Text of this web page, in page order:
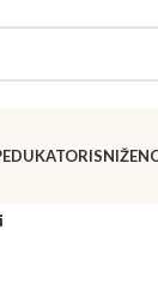
EDUKATORI